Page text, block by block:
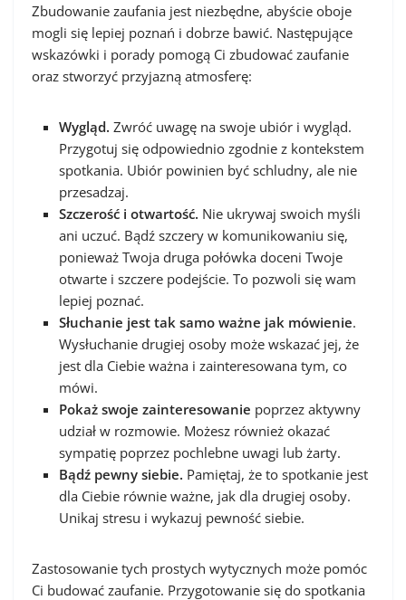
Zbudowanie zaufania jest niezbędne, abyście oboje
mogli się lepiej poznań i dobrze bawić. Następujące
wskazówki i porady pomogą Ci zbudować zaufanie
oraz stworzyć przyjazną atmosferę:
Wygląd. Zwróć uwagę na swoje ubiór i wygląd.
Przygotuj się odpowiednio zgodnie z kontekstem
spotkania. Ubiór powinien być schludny, ale nie
przesadzaj.
Szczerość i otwartość. Nie ukrywaj swoich myśli
ani uczuć. Bądź szczery w komunikowaniu się,
ponieważ Twoja druga połówka doceni Twoje
otwarte i szczere podejście. To pozwoli się wam
lepiej poznać.
Słuchanie jest tak samo ważne jak mówienie.
Wysłuchanie drugiej osoby może wskazać jej, że
jest dla Ciebie ważna i zainteresowana tym, co
mówi.
Pokaż swoje zainteresowanie poprzez aktywny
udział w rozmowie. Możesz również okazać
sympatię poprzez pochlebne uwagi lub żarty.
Bądź pewny siebie. Pamiętaj, że to spotkanie jest
dla Ciebie równie ważne, jak dla drugiej osoby.
Unikaj stresu i wykazuj pewność siebie.
Zastosowanie tych prostych wytycznych może pomóc
Ci budować zaufanie. Przygotowanie się do spotkania